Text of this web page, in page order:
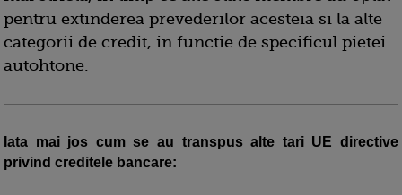
pentru extinderea prevederilor acesteia si la alte
categorii de credit, in functie de specificul pietei
autohtone.
Iata mai jos cum se au transpus alte tari UE directive
privind creditele bancare: